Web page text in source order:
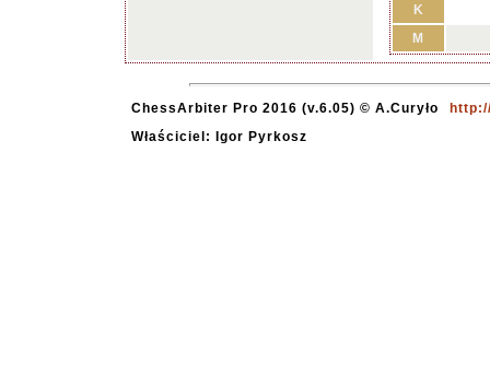
K
M
ChessArbiter Pro 2016 (v.6.05) © A.Curyło
Właściciel: Igor Pyrkosz